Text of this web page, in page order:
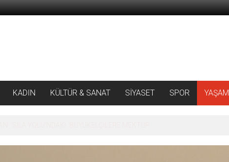
KADIN KÜLTÜR & SANAT SİYASET SPOR YAŞAM